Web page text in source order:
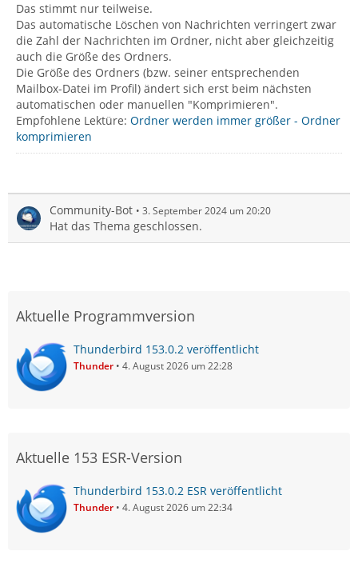
Das stimmt nur teilweise.
Das automatische Löschen von Nachrichten verringert zwar
die Zahl der Nachrichten im Ordner, nicht aber gleichzeitig
auch die Größe des Ordners.
Die Größe des Ordners (bzw. seiner entsprechenden
Mailbox-Datei im Profil) ändert sich erst beim nächsten
automatischen oder manuellen "Komprimieren".
Empfohlene Lektüre: Ordner werden immer größer - Ordner
komprimieren
Community-Bot 3. September 2024 um 20:20
Hat das Thema geschlossen.
Aktuelle Programmversion
Thunderbird 153.0.2 veröffentlicht
Thunder 4. August 2026 um 22:28
Aktuelle 153 ESR-Version
Thunderbird 153.0.2 ESR veröffentlicht
Thunder 4. August 2026 um 22:34